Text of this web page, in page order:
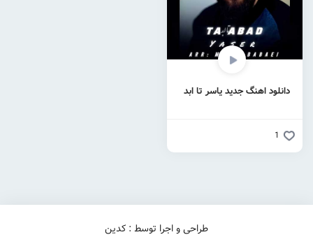
دانلود اهنگ جدید یاسر تا ابد
1
طراحی و اجرا توسط : کدین